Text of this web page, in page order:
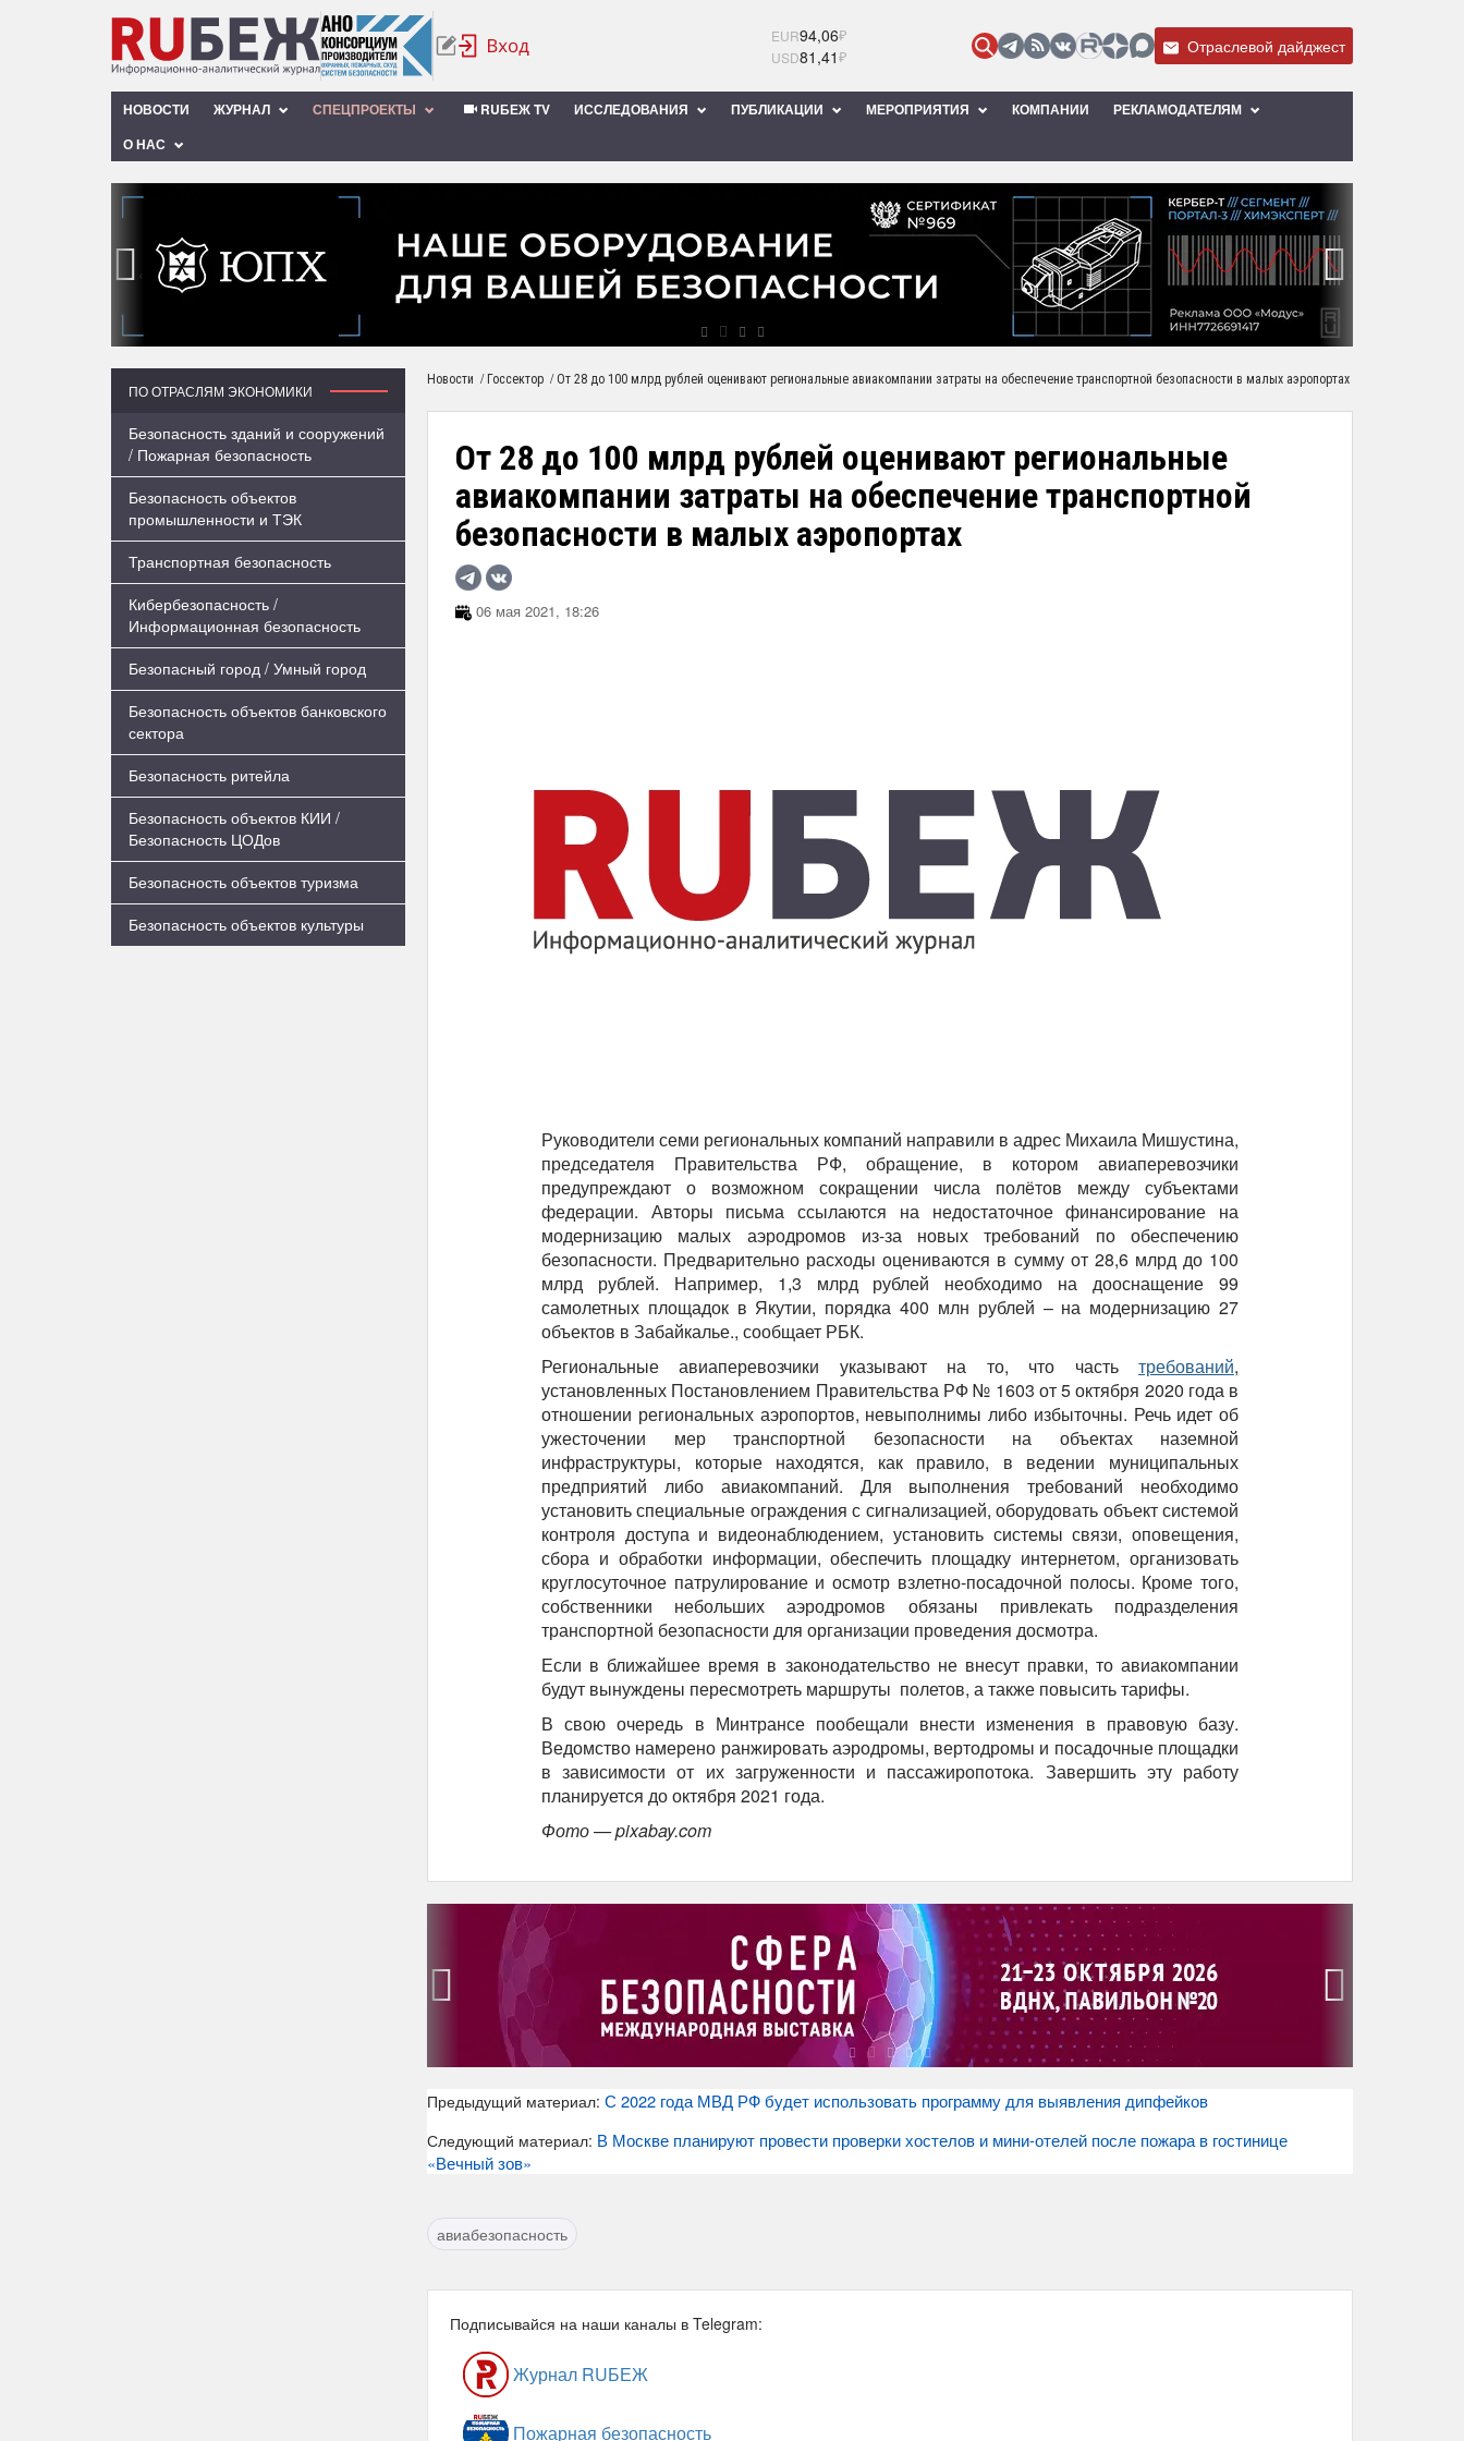
EUR94,06₽
USD81,41₽ Отраслевой дайджест
НОВОСТИ ЖУРНАЛ СПЕЦПРОЕКТЫ RUБЕЖ TV ИССЛЕДОВАНИЯ ПУБЛИКАЦИИ МЕРОПРИЯТИЯ КОМПАНИИ
РЕКЛАМОДАТЕЛЯМ
О НАС
‹
ПО ОТРАСЛЯМ ЭКОНОМИКИ
Безопасность зданий и сооружений
/ Пожарная безопасность
Безопасность объектов
промышленности и ТЭК
Транспортная безопасность
Кибербезопасность /
Информационная безопасность
Безопасный город / Умный город
Безопасность объектов банковского
сектора
Безопасность ритейла
Безопасность объектов КИИ /
Безопасность ЦОДов
Безопасность объектов туризма
Безопасность объектов культуры
Новости / Госсектор / От 28 до 100 млрд рублей оценивают региональные авиакомпании затраты на обеспечение транспортной безопасности в малых аэропортах
От 28 до 100 млрд рублей оценивают региональные
авиакомпании затраты на обеспечение транспортной
безопасности в малых аэропортах
06 мая 2021, 18:26
Руководители семи региональных компаний направили в адрес Михаила Мишустина,
председателя Правительства РФ, обращение, в котором авиаперевозчики
предупреждают о возможном сокращении числа полётов между субъектами
федерации. Авторы письма ссылаются на недостаточное финансирование на
модернизацию малых аэродромов из-за новых требований по обеспечению
безопасности. Предварительно расходы оцениваются в сумму от 28,6 млрд до 100
млрд рублей. Например, 1,3 млрд рублей необходимо на дооснащение 99
самолетных площадок в Якутии, порядка 400 млн рублей – на модернизацию 27
объектов в Забайкалье., сообщает РБК.
Региональные авиаперевозчики указывают на то, что часть требований,
установленных Постановлением Правительства РФ № 1603 от 5 октября 2020 года в
отношении региональных аэропортов, невыполнимы либо избыточны. Речь идет об
ужесточении мер транспортной безопасности на объектах наземной
инфраструктуры, которые находятся, как правило, в ведении муниципальных
предприятий либо авиакомпаний. Для выполнения требований необходимо
установить специальные ограждения с сигнализацией, оборудовать объект системой
контроля доступа и видеонаблюдением, установить системы связи, оповещения,
сбора и обработки информации, обеспечить площадку интернетом, организовать
круглосуточное патрулирование и осмотр взлетно-посадочной полосы. Кроме того,
собственники небольших аэродромов обязаны привлекать подразделения
транспортной безопасности для организации проведения досмотра.
Если в ближайшее время в законодательство не внесут правки, то авиакомпании
будут вынуждены пересмотреть маршруты полетов, а также повысить тарифы.
В свою очередь в Минтрансе пообещали внести изменения в правовую базу.
Ведомство намерено ранжировать аэродромы, вертодромы и посадочные площадки
в зависимости от их загруженности и пассажиропотока. Завершить эту работу
планируется до октября 2021 года.
Фото — pixabay.com
‹
Предыдущий материал: С 2022 года МВД РФ будет использовать программу для выявления дипфейков
Следующий материал: В Москве планируют провести проверки хостелов и мини-отелей после пожара в гостинице
«Вечный зов»
авиабезопасность
Подписывайся на наши каналы в Telegram:
Журнал RUБЕЖ
Пожарная безопасность